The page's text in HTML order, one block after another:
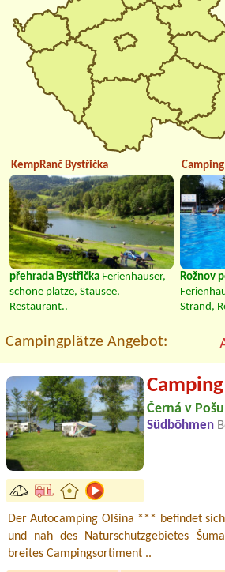
KempRanč Bystřička
přehrada Bystřička Ferienhäuser,
schöne plätze, Stausee,
Restaurant..
Rožnov
Strand,
Campingplätze Angebot:
Černá v
Südböhmen
Der Autocamping Olšina *** befindet
und nah des Naturschutzgebietes
breites Campingsortiment ..